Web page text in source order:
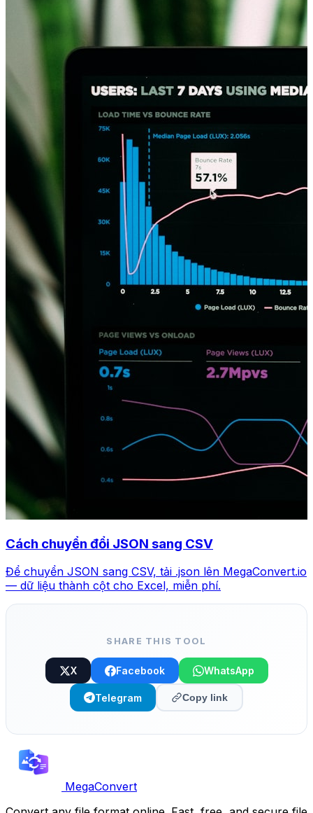
Cách chuyển đổi JSON sang CSV
Để chuyển JSON sang CSV, tải .json lên MegaConvert.io
— dữ liệu thành cột cho Excel, miễn phí.
SHARE THIS TOOL
X Facebook WhatsApp
Telegram Copy link
MegaConvert